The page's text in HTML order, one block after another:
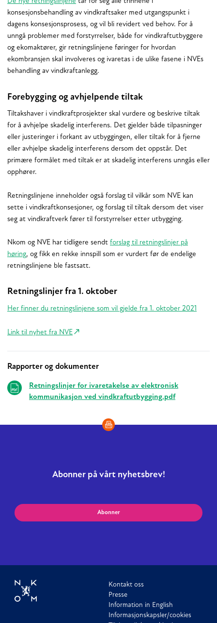
konsesjonsbehandling av vindkraftsaker med utgangspunkt i
dagens konsesjonsprosess, og vil bli revidert ved behov. For å
unngå problemer med forstyrrelser, både for vindkraftutbyggere
og ekomaktører, gir retningslinjene føringer for hvordan
ekombransjen skal involveres og ivaretas i de ulike fasene i NVEs
behandling av vindkraftanlegg.
Forebygging og avhjelpende tiltak
Tiltakshaver i vindkraftprosjekter skal vurdere og beskrive tiltak
for å avhjelpe skadelig interferens. Det gjelder både tilpasninger
eller justeringer i forkant av utbyggingen, eller tiltak for å fjerne
eller avhjelpe skadelig interferens dersom det oppstår. Det
primære formålet med tiltak er at skadelig interferens unngås eller
opphører.
Retningslinjene inneholder også forslag til vilkår som NVE kan
sette i vindkraftkonsesjoner, og forslag til tiltak dersom det viser
seg at vindkraftverk fører til forstyrrelser etter utbygging.
Nkom og NVE har tidligere sendt forslag til retningslinjer på
høring, og fikk en rekke innspill som er vurdert før de endelige
retningslinjene ble fastsatt.
Retningslinjer fra 1. oktober
Her finner du retningslinjene som vil gjelde fra 1. oktober 2021
Link til nyhet fra NVE
Relaterte
Rapporter og dokumenter
Retningslinjer for ivaretakelse av elektronisk
kommunikasjon ved vindkraftutbygging.pdf
Abonner på vårt nyhetsbrev!
Abonner
Kontakt oss
Presse
Information in English
Informasjonskapsler/cookies